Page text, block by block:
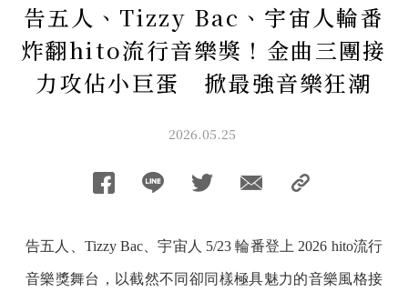
告五人、Tizzy Bac、宇宙人輪番
炸翻hito流行音樂獎！金曲三團接
力攻佔小巨蛋 掀最強音樂狂潮
2026.05.25
告五人、Tizzy Bac、宇宙人 5/23 輪番登上 2026 hito流行
音樂獎舞台，以截然不同卻同樣極具魅力的音樂風格接